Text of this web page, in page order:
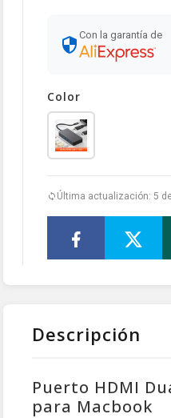
Con la garantía de
Color
Última actualización: 5
Descripción
Puerto HDMI
para Macbook